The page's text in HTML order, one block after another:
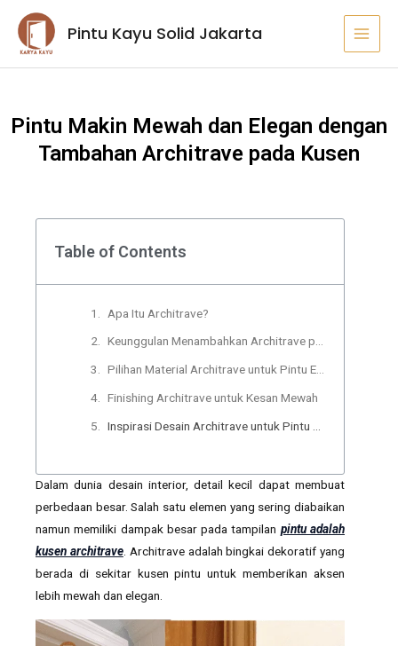
Lewati
konten
Pintu Kayu Solid Jakarta
Pintu Makin Mewah dan Elegan dengan
Tambahan Architrave pada Kusen
Table of Contents
Apa Itu Architrave?
Keunggulan Menambahkan Architrave pada Kusen Pintu
Pilihan Material Architrave untuk Pintu Elegan
Finishing Architrave untuk Kesan Mewah
Dalam dunia desain interior, detail kecil dapat membuat
perbedaan besar. Salah satu elemen yang sering diabaikan
namun memiliki dampak besar pada tampilan pintu adalah
kusen architrave. Architrave adalah bingkai dekoratif yang
berada di sekitar kusen pintu untuk memberikan aksen
lebih mewah dan elegan.